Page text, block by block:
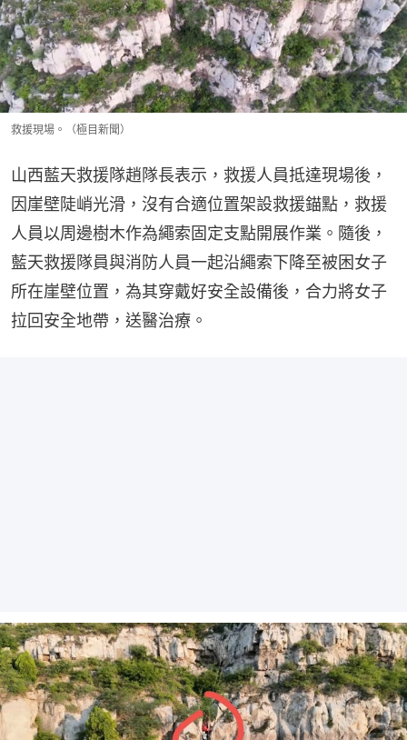
救援現場。（極目新聞）
山西藍天救援隊趙隊長表示，救援人員抵達現場後，
因崖壁陡峭光滑，沒有合適位置架設救援錨點，救援
人員以周邊樹木作為繩索固定支點開展作業。隨後，
藍天救援隊員與消防人員一起沿繩索下降至被困女子
所在崖壁位置，為其穿戴好安全設備後，合力將女子
拉回安全地帶，送醫治療。